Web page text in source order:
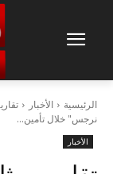
الرئيسية الأخبار
نرجس" خلال تأمين...
الأخبار